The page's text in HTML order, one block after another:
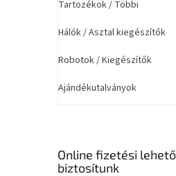
Tartozékok / Többi
Hálók / Asztal kiegészítők
Robotok / Kiegészítők
Ajándékutalványok
Online fizetési
biztosítunk